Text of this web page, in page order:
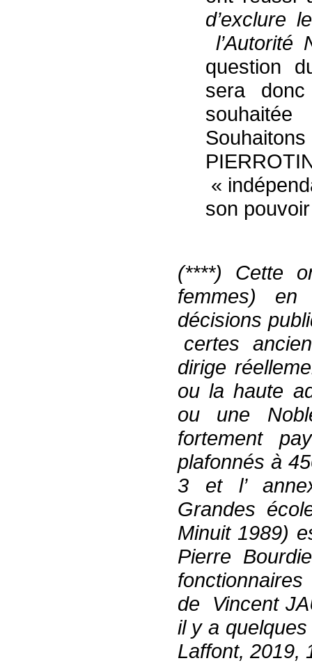
d’exclure
l’Autorité
question
sera
«
son
(****) Cette
femmes)
décisions
certes
dirige
ou la haute
ou une
fortement
plafonnés à
3 et l’
Grandes
Minuit 1989)
Pierre
de Vincent
il y a
Laffont, 2019,